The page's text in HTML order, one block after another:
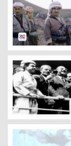
121 sal di ser
54 sal di ser